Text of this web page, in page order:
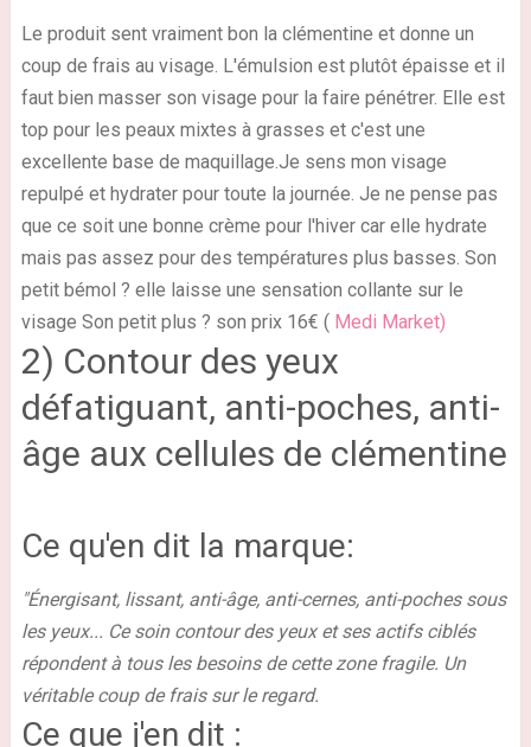
Le produit sent vraiment bon la clémentine et donne un
coup de frais au visage. L'émulsion est plutôt épaisse et il
faut bien masser son visage pour la faire pénétrer. Elle est
top pour les peaux mixtes à grasses et c'est une
excellente base de maquillage.Je sens mon visage
repulpé et hydrater pour toute la journée. Je ne pense pas
que ce soit une bonne crème pour l'hiver car elle hydrate
mais pas assez pour des températures plus basses. Son
petit bémol ? elle laisse une sensation collante sur le
visage Son petit plus ? son prix 16€ ( Medi Market)
2) Contour des yeux
défatiguant, anti-poches, anti-
âge aux cellules de clémentine
Ce qu'en dit la marque:
"Énergisant, lissant, anti-âge, anti-cernes, anti-poches sous
les yeux... Ce soin contour des yeux et ses actifs ciblés
répondent à tous les besoins de cette zone fragile. Un
véritable coup de frais sur le regard.
Ce que j'en dit :